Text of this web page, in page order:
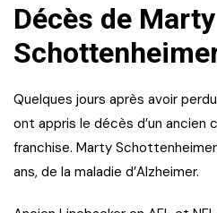
Décès de Marty
Quelques jours après avoir
ont appris le décès d’un ancien
franchise. Marty
ans, de la maladie d’Alzheimer.